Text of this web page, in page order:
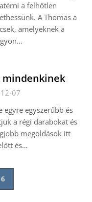
a felhőtlen
A Thomas a
amelyeknek a
mindenkinek
07
egyre egyszerűbb és
a régi darabokat és
megoldások itt
és…
6